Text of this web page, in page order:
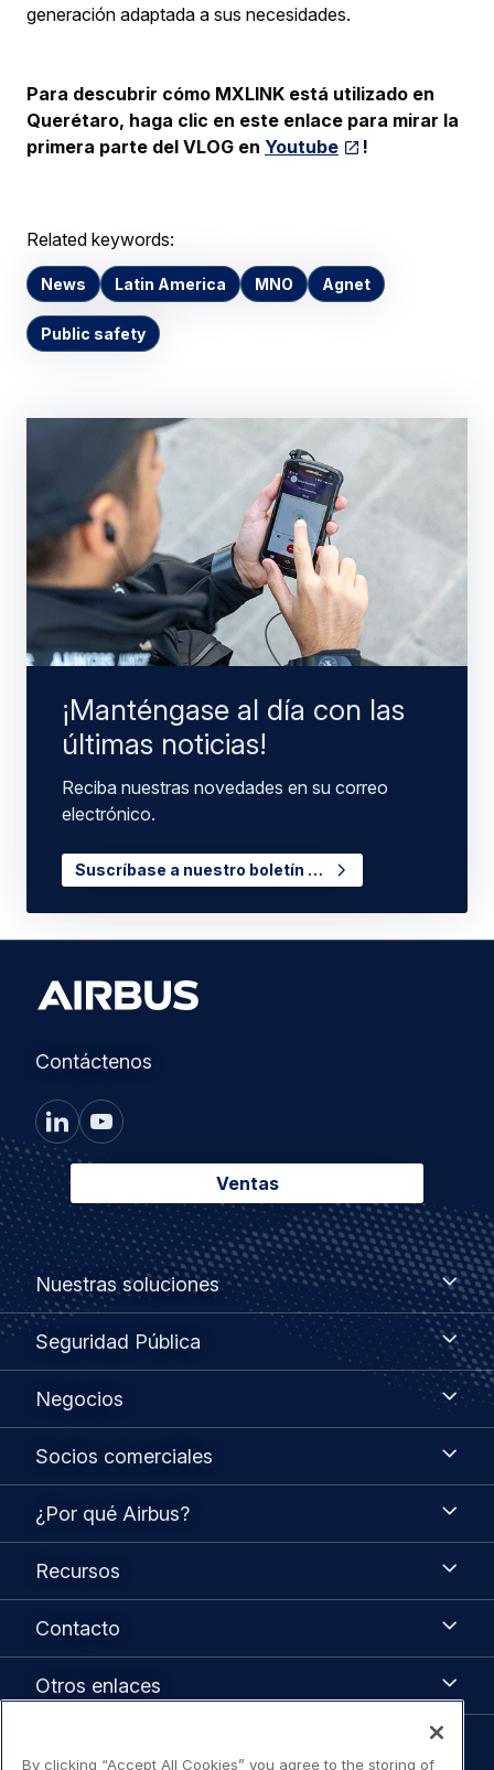
generación adaptada a sus necesidades.
Para descubrir cómo MXLINK está utilizado en
Querétaro, haga clic en este enlace para mirar la
primera parte del VLOG en Youtube !
Related keywords:
News Latin America MNO Agnet
Public safety
¡Manténgase al día con las
últimas noticias!
Reciba nuestras novedades en su correo
electrónico.
Suscríbase a nuestro boletín …
Contáctenos
Ventas
Footer
menu
Nuestras soluciones
Nuestras
soluciones
Seguridad Pública
Seguridad
Negocios
Socios comerciales
¿Por qué Airbus?
Recursos
Contacto
Otros enlaces
enlaces
By clicking “Accept All Cookies” you agree to the storing of